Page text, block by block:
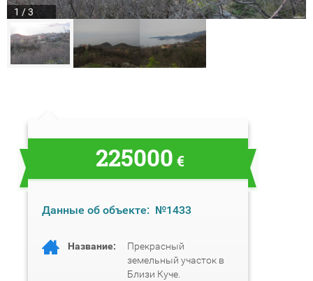
1 / 3
225000 €
Данные об объекте: №1433
Название:
Прекрасный
земельный участок в
Близи Куче.